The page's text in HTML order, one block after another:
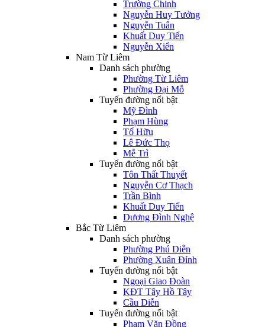
Trường Chinh
Nguyễn Huy Tưởng
Nguyễn Tuân
Khuất Duy Tiến
Nguyễn Xiển
Nam Từ Liêm
Danh sách phường
Phường Từ Liêm
Phường Đại Mỗ
Tuyến đường nổi bật
Mỹ Đình
Phạm Hùng
Tố Hữu
Lê Đức Thọ
Mễ Trì
Tuyến đường nổi bật
Tôn Thất Thuyết
Nguyễn Cơ Thạch
Trần Bình
Khuất Duy Tiến
Dương Đình Nghệ
Bắc Từ Liêm
Danh sách phường
Phường Phú Diễn
Phường Xuân Đỉnh
Tuyến đường nổi bật
Ngoại Giao Đoàn
KĐT Tây Hồ Tây
Cầu Diễn
Tuyến đường nổi bật
Phạm Văn Đồng